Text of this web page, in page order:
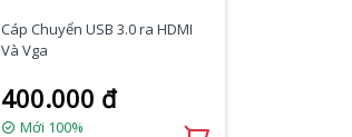
Cáp Chuyển USB 3.0 ra HDMI
Và Vga
400.000 đ
Mới 100%